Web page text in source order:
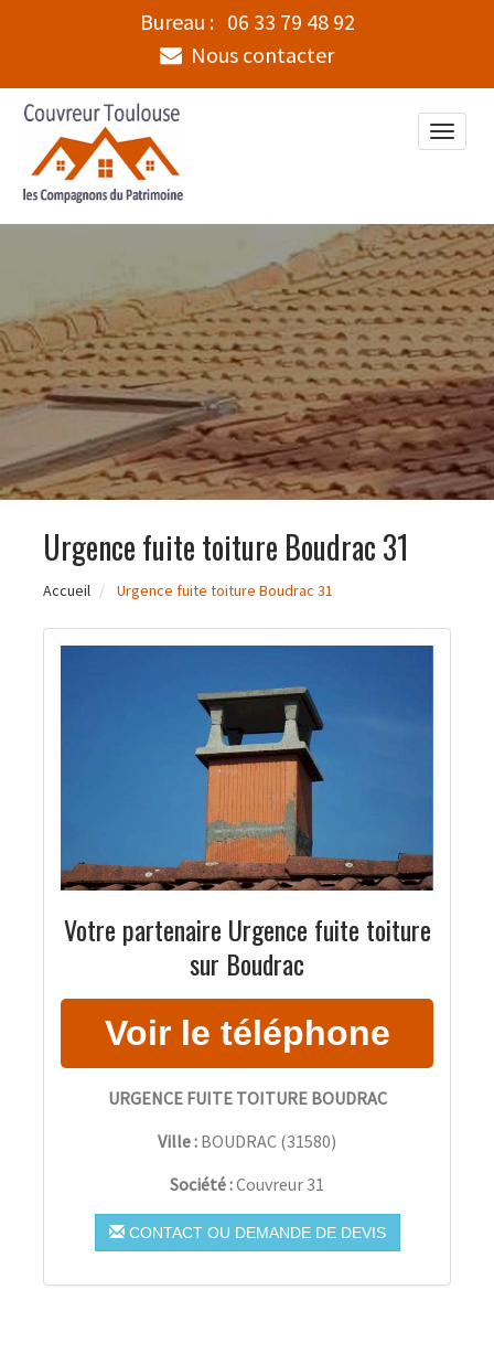
Bureau : 06 33 79 48 92
Nous contacter
Toggle
Urgence fuite toiture Boudrac 31
Accueil Urgence fuite toiture Boudrac 31
Votre partenaire Urgence fuite toiture
sur Boudrac
URGENCE FUITE TOITURE BOUDRAC
Ville : BOUDRAC (31580)
Société :Couvreur 31
CONTACT OU DEMANDE DE DEVIS